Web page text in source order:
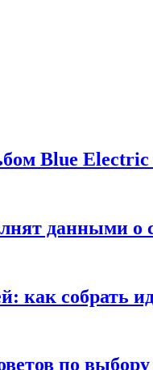
Blue
данными о
как собрать
по